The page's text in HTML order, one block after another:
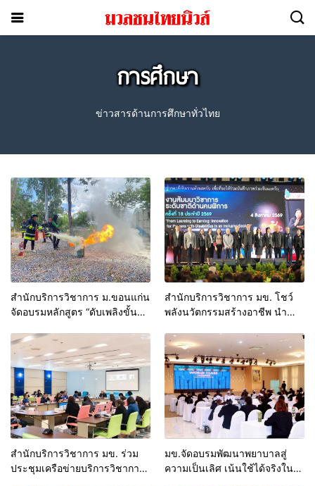
การศึกษา
ข่าวสารด้านการศึกษาทั่วไทย
สำนักบริการวิชาการ ม.ขอนแก่น
จัดอบรมหลักสูตร “ดับเพลิงขั้น
ท้องถิ่นรับมืออัคคีภัยตาม
มาตรฐานสากล
สำนักบริการวิชาการ มข. โชว์
พลังนวัตกรรมสร้างอาชีพ นำ
ชาติ NCPD 2026 เปลี่ยน “ผ้า
เหลือ” สู่รายได้ที่ยั่งยืน
สำนักบริการวิชาการ มข. ร่วม
ประชุมเครือข่ายบริการวิชาการ
มข.จัดอบรมพัฒนาพยาบาลสู่
ความเป็นเลิศ เน้นใช้ได้จริงใน